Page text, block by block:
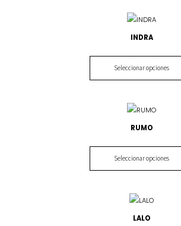
INDRA
Seleccionar opciones
RUMO
Seleccionar opciones
LALO